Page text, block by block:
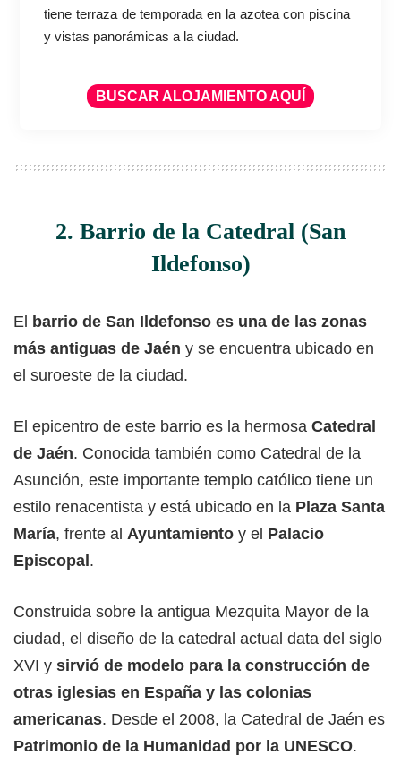
tiene terraza de temporada en la azotea con piscina
y vistas panorámicas a la ciudad.
BUSCAR ALOJAMIENTO AQUÍ
2. Barrio de la Catedral (San
Ildefonso)
El barrio de San Ildefonso es una de las zonas
más antiguas de Jaén y se encuentra ubicado en
el suroeste de la ciudad.
El epicentro de este barrio es la hermosa Catedral
de Jaén. Conocida también como Catedral de la
Asunción, este importante templo católico tiene un
estilo renacentista y está ubicado en la Plaza Santa
María, frente al Ayuntamiento y el Palacio
Episcopal.
Construida sobre la antigua Mezquita Mayor de la
ciudad, el diseño de la catedral actual data del siglo
XVI y sirvió de modelo para la construcción de
otras iglesias en España y las colonias
americanas. Desde el 2008, la Catedral de Jaén es
Patrimonio de la Humanidad por la UNESCO.